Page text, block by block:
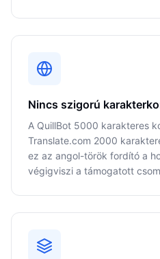
Nincs szigorú
A QuillBot 5000 karakteres
Translate.com 2000
ez az angol-török fordító a
végigviszi a támogatott